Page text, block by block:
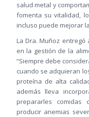
salud metal y
fomenta su vitalidad,
incluso puede mejorar
La Dra. Muñoz
en la gestión de la
“Siempre debe
cuando se adquieran
proteína de alta
además lleva
prepararles
producir anemias